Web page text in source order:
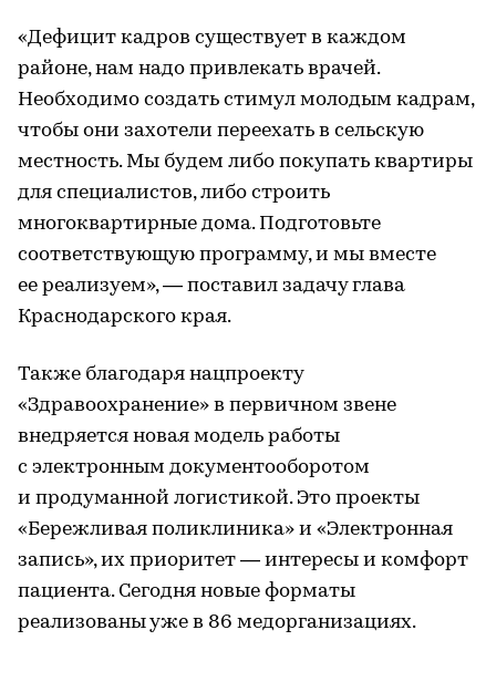
«Дефицит кадров существует в каждом
районе, нам надо привлекать врачей.
Необходимо создать стимул молодым кадрам,
чтобы они захотели переехать в сельскую
местность. Мы будем либо покупать квартиры
для специалистов, либо строить
многоквартирные дома. Подготовьте
соответствующую программу, и мы вместе
ее реализуем», — поставил задачу глава
Краснодарского края.
Также благодаря нацпроекту
«Здравоохранение» в первичном звене
внедряется новая модель работы
с электронным документооборотом
и продуманной логистикой. Это проекты
«Бережливая поликлиника» и «Электронная
запись», их приоритет — интересы и комфорт
пациента. Сегодня новые форматы
реализованы уже в 86 медорганизациях.